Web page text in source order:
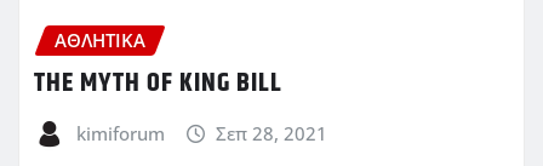
ΑΘΛΗΤΙΚΑ
THE MYTH OF KING BILL
kimiforum Σεπ 28, 2021